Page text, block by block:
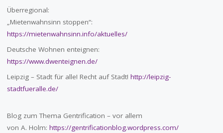
Überregional:
„Mietenwahnsinn stoppen“:
https://mietenwahnsinn.info/aktuelles/
Deutsche Wohnen enteignen:
https://www.dwenteignen.de/
Leipzig – Stadt für alle! Recht auf Stadt! http://leipzig-
stadtfueralle.de/
Blog zum Thema Gentrification – vor allem
von A. Holm: https://gentrificationblog.wordpress.com/